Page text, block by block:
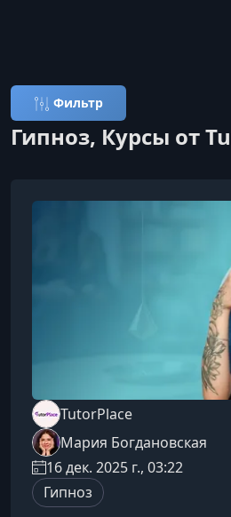
Фильтр
Гипноз, Курсы от
TutorPlace
Мария Богдановская
16 дек. 2025 г., 03:22
Гипноз